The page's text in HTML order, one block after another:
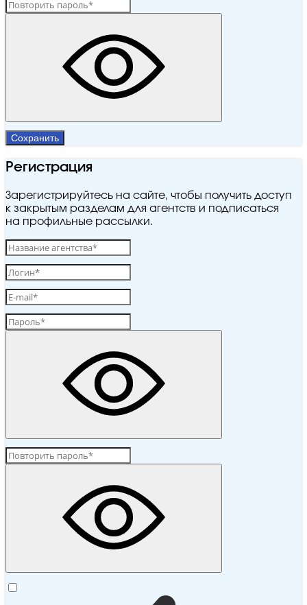
Сохранить
Регистрация
Зарегистрируйтесь на сайте, чтобы получить доступ
к закрытым разделам для агентств и подписаться
на профильные рассылки.